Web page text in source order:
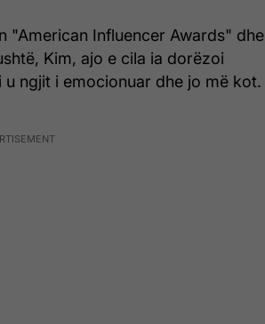
"American Influencer Awards" dhe
Kim, ajo e cila ia dorëzoi
ngjit i emocionuar dhe jo më kot.